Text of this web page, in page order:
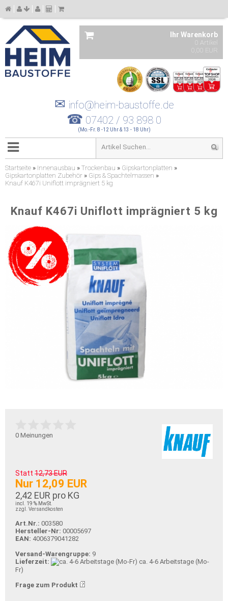
Ihr Warenkorb
0 Artikel
0,00 EUR
✉ info@heim-baustoffe.de
☎ 07402 / 93 898 0
(Mo.-Fr. 8 -12 Uhr & 13 - 18 Uhr)
Startseite » Innenausbau » Trockenbau » Gipskartonplatten »
Gipskartonplatten Zubehör » Gips & Spachtelmassen »
Knauf K467i Uniflott imprägniert 5 kg
Knauf K467i Uniflott imprägniert 5 kg
0 Meinungen
Statt 12,73 EUR
Nur 12,09 EUR
2,42 EUR pro KG
incl. 19 % MwSt.
zzgl. Versandkosten
Art.Nr.: 003580
Hersteller-Nr: 00005697
EAN: 4006379041282
Versand-Warengruppe: 9
Lieferzeit:
ca. 4-6 Arbeitstage (Mo-
Fr)
Frage zum Produkt